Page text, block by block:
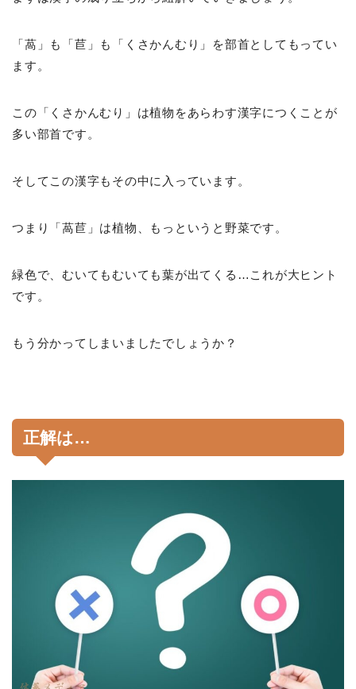
「萵」も「苣」も「くさかんむり」を部首としてもってい
ます。
この「くさかんむり」は植物をあらわす漢字につくことが
多い部首です。
そしてこの漢字もその中に入っています。
つまり「萵苣」は植物、もっというと野菜です。
緑色で、むいてもむいても葉が出てくる…これが大ヒント
です。
もう分かってしまいましたでしょうか？
正解は…